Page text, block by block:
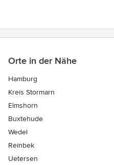
Orte in der Nähe
Hamburg
Kreis Stormarn
Elmshorn
Buxtehude
Wedel
Reinbek
Uetersen